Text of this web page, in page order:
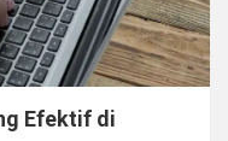
Efektif di